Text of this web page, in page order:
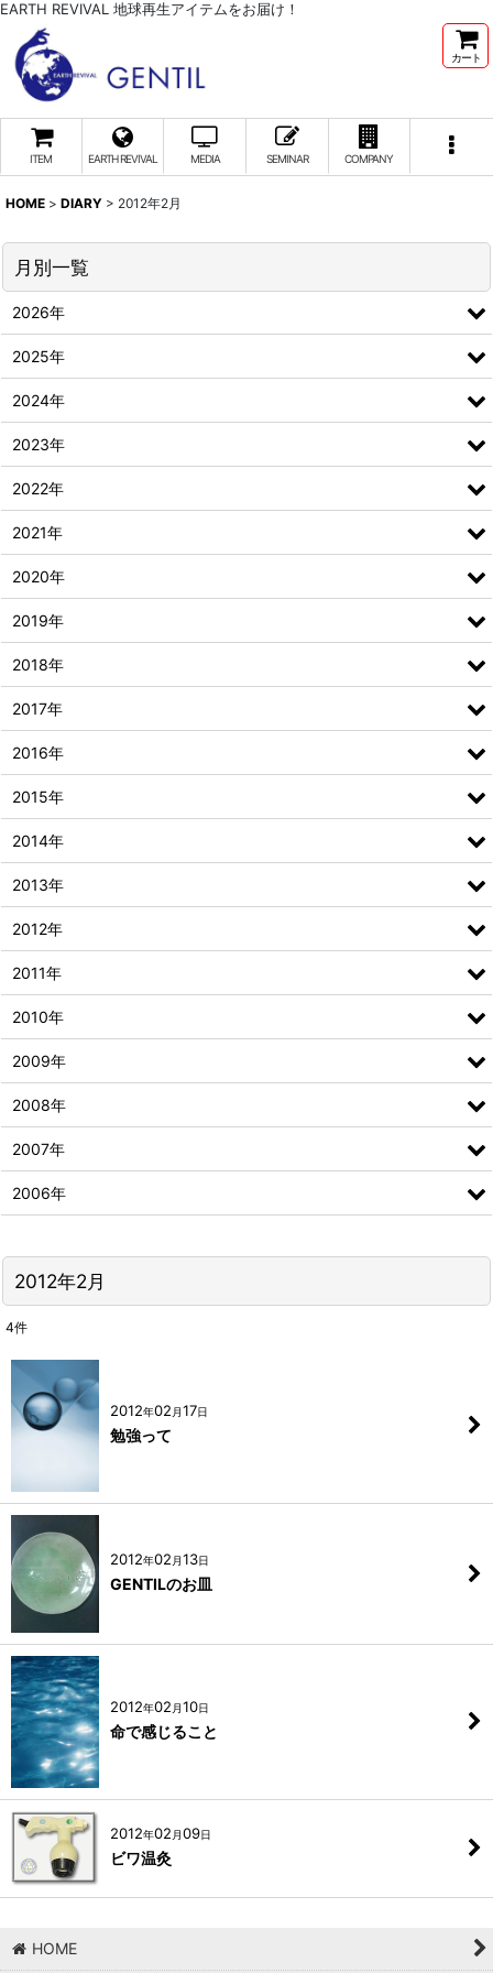
EARTH REVIVAL 地球再生アイテムをお届け！
カート
ITEM EARTH REVIVAL MEDIA SEMINAR COMPANY
HOME > DIARY > 2012年2月
2012年2月
4件
2012年02 月17日
勉強って
2012年02 月13日
GENTILのお皿
2012年02 月10日
命で感じること
2012年02 月09日
ビワ温灸
月別一覧
2026年
2025年
2024年
2023年
2022年
2021年
2020年
2019年
2018年
2017年
2016年
2015年
2014年
2013年
2012年
2011年
2010年
2009年
2008年
2007年
2006年
HOME